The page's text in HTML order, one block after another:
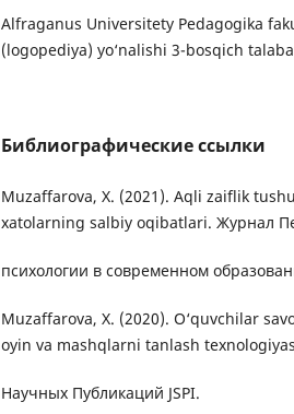
Alfraganus Universitety Pedagogika
(logopediya) yo‘nalishi 3-bosqich
Библиографические ссылки
Muzaffarova, X. (2021). Aqli zaiflik
xatolarning salbiy oqibatlari. Журнал
психологии в современном
Muzaffarova, X. (2020). O‘quvchilar
oyin va mashqlarni tanlash
Научных Публикаций JSPI.